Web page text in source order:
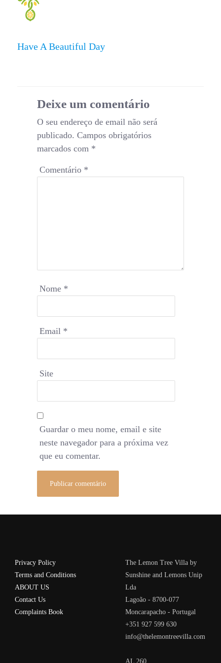
Have A Beautiful Day
Deixe um comentário
O seu endereço de email não será
publicado. Campos obrigatórios
marcados com *
Comentário *
Nome *
Email *
Site
Guardar o meu nome, email e site
neste navegador para a próxima vez
que eu comentar.
Privacy Policy
Terms and Conditions
ABOUT US
Contact Us
Complaints Book
The Lemon Tree Villa by
Sunshine and Lemons Unip
Lda
Lagoão - 8700-077
Moncarapacho - Portugal
+351 927 599 630
info@thelemontreevilla.com
AL 260